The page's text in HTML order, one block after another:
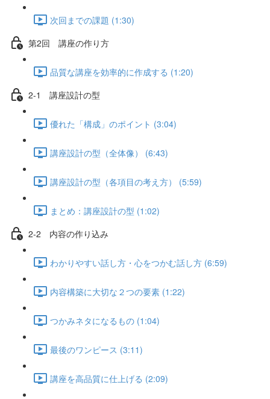
次回までの課題 (1:30)
第2回 講座の作り方
品質な講座を効率的に作成する (1:20)
2-1 講座設計の型
優れた「構成」のポイント (3:04)
講座設計の型（全体像） (6:43)
講座設計の型（各項目の考え方） (5:59)
まとめ：講座設計の型 (1:02)
2-2 内容の作り込み
わかりやすい話し方・心をつかむ話し方 (6:59)
内容構築に大切な２つの要素 (1:22)
つかみネタになるもの (1:04)
最後のワンピース (3:11)
講座を高品質に仕上げる (2:09)